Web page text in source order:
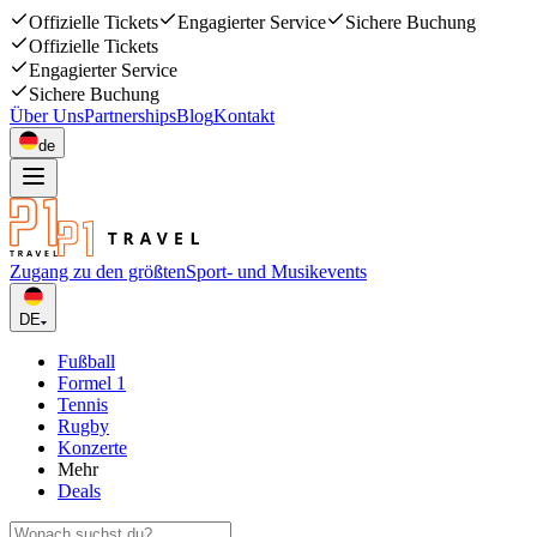
Offizielle Tickets Engagierter Service
Sichere Buchung
Offizielle Tickets
Engagierter Service
Sichere Buchung
Über UnsPartnershipsBlogKontakt
de
Zugang zu den größtenSport- und Musikevents
DE
Fußball
Formel 1
Tennis
Rugby
Konzerte
Mehr
Deals